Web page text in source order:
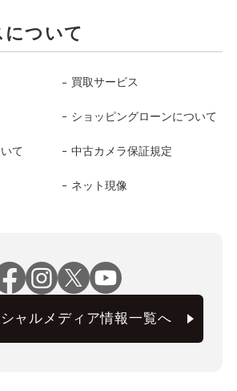
について
買取サービス
ショッピングローンについて
て 中古カメラ保証規定
ネット現像
ャルメディア情報一覧へ